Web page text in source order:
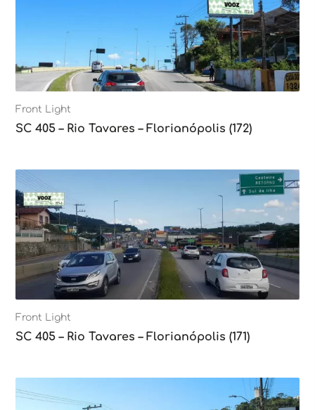
Front Light
SC 405 – Rio Tavares – Florianópolis (172)
Front Light
SC 405 – Rio Tavares – Florianópolis (171)